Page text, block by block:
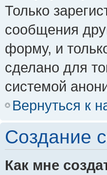
Только
сообщения
форму, и
сделано для
системой
Вернуться к
Создание
Как мне